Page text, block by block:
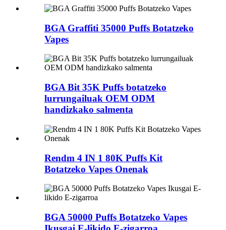
BGA Graffiti 35000 Puffs Botatzeko
Vapes
BGA Bit 35K Puffs botatzeko
lurrungailuak OEM ODM
handizkako salmenta
Rendm 4 IN 1 80K Puffs Kit
Botatzeko Vapes Onenak
BGA 50000 Puffs Botatzeko Vapes